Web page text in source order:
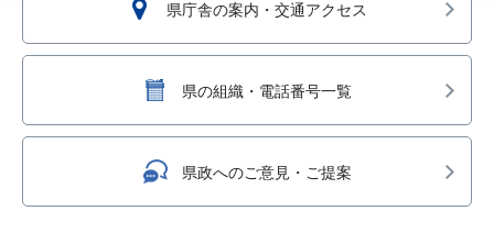
県庁舎の案内・交通アクセス
県の組織・電話番号一覧
県政へのご意見・ご提案